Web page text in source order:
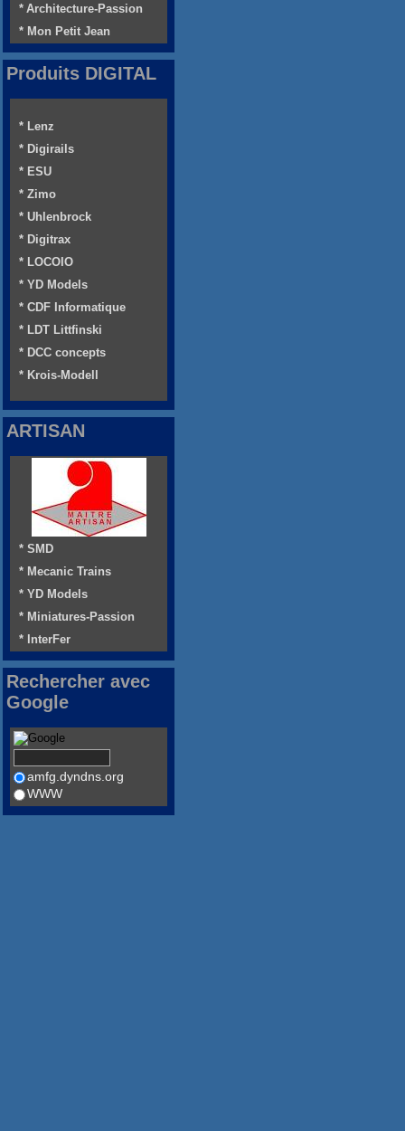
* Architecture-Passion
* Mon Petit Jean
Produits DIGITAL
* Lenz
* Digirails
* ESU
* Zimo
* Uhlenbrock
* Digitrax
* LOCOIO
* YD Models
* CDF Informatique
* LDT Littfinski
* DCC concepts
* Krois-Modell
ARTISAN
* SMD
* Mecanic Trains
* YD Models
* Miniatures-Passion
* InterFer
Rechercher avec
Google
amfg.dyndns.org
WWW